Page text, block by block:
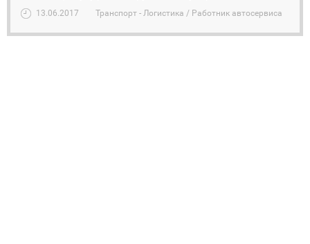
13.06.2017 Транспорт - Логистика / Работник автосервиса